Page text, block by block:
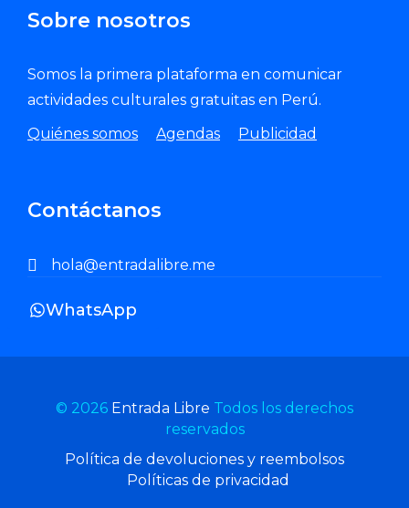
Sobre nosotros
Somos la primera plataforma en comunicar
actividades culturales gratuitas en Perú.
Quiénes somos
Agendas Publicidad
Contáctanos
hola@entradalibre.me
WhatsApp
© 2026 Entrada Libre Todos los derechos
reservados
Política de devoluciones y reembolsos
Políticas de privacidad